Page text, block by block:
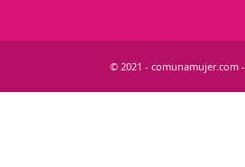
© 2021 - comunamujer.com -